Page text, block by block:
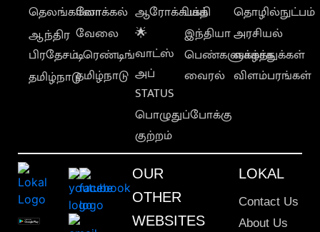
தெலங்கானா
ஆந்திர
பிரதேசம்
தமிழ்நாடு
லோக்கல்
வேலை
டிரெண்டிங்
தமிழ்நாடு
ஆரோக்கியம்
🌟
வாட்ஸ்
அப்
STATUS
பொழுதுப்போக்கு
குற்றம்
பக்தி
இந்தியா
பெண்களுக்காக
வைரல்
தொழில்நுட்பம்
அரசியல்
வாழ்த்துக்கள்
விளம்பரங்கள்
OUR
OTHER
WEBSITES
LOKAL
Contact Us
About Us